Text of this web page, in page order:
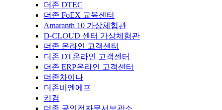
더존 DTEC
더존 FoEX 교육센터
Amaranth 10 가상체험관
D-CLOUD 센터 가상체험관
더존 온라인 고객센터
더존 DT온라인 고객센터
더존 ERP온라인 고객센터
더존차이나
더존비엔에프
키컴
더존 공인전자문서보관소